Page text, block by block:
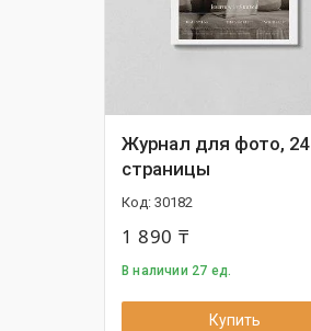
Журнал для фото, 24
страницы
30182
1 890 ₸
В наличии 27 ед.
Купить